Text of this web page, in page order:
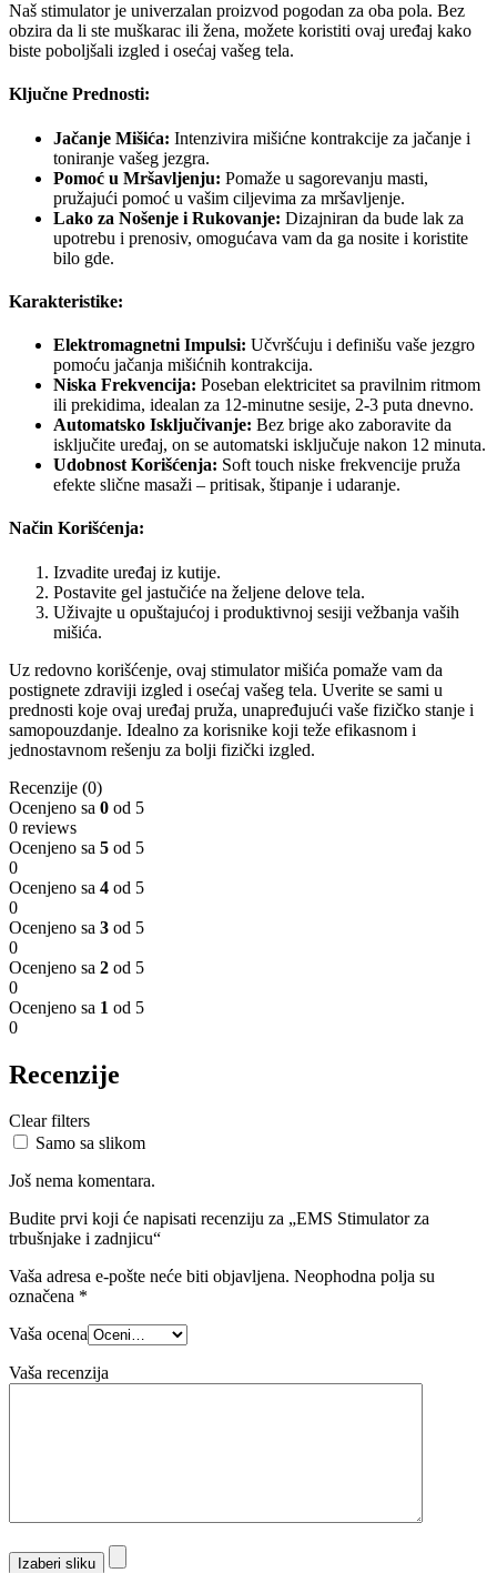
Naš stimulator je univerzalan proizvod pogodan za oba pola. Bez
obzira da li ste muškarac ili žena, možete koristiti ovaj uređaj kako
biste poboljšali izgled i osećaj vašeg tela.
Ključne Prednosti:
Jačanje Mišića: Intenzivira mišićne kontrakcije za jačanje i
toniranje vašeg jezgra.
Pomoć u Mršavljenju: Pomaže u sagorevanju masti,
pružajući pomoć u vašim ciljevima za mršavljenje.
Lako za Nošenje i Rukovanje: Dizajniran da bude lak za
upotrebu i prenosiv, omogućava vam da ga nosite i koristite
bilo gde.
Karakteristike:
Elektromagnetni Impulsi: Učvršćuju i definišu vaše jezgro
pomoću jačanja mišićnih kontrakcija.
Niska Frekvencija: Poseban elektricitet sa pravilnim ritmom
ili prekidima, idealan za 12-minutne sesije, 2-3 puta dnevno.
Automatsko Isključivanje: Bez brige ako zaboravite da
isključite uređaj, on se automatski isključuje nakon 12 minuta.
Udobnost Korišćenja: Soft touch niske frekvencije pruža
efekte slične masaži – pritisak, štipanje i udaranje.
Način Korišćenja:
Izvadite uređaj iz kutije.
Postavite gel jastučiće na željene delove tela.
Uživajte u opuštajućoj i produktivnoj sesiji vežbanja vaših
mišića.
Uz redovno korišćenje, ovaj stimulator mišića pomaže vam da
postignete zdraviji izgled i osećaj vašeg tela. Uverite se sami u
prednosti koje ovaj uređaj pruža, unapređujući vaše fizičko stanje i
samopouzdanje. Idealno za korisnike koji teže efikasnom i
jednostavnom rešenju za bolji fizički izgled.
Recenzije (0)
Ocenjeno sa 0 od 5
0 reviews
Ocenjeno sa 5 od 5
0
Ocenjeno sa 4 od 5
0
Ocenjeno sa 3 od 5
0
Ocenjeno sa 2 od 5
0
Ocenjeno sa 1 od 5
0
Recenzije
Clear filters
Samo sa slikom
Još nema komentara.
Budite prvi koji će napisati recenziju za „EMS Stimulator za
trbušnjake i zadnjicu“
Vaša adresa e-pošte neće biti objavljena. Neophodna polja su
označena *
Vaša ocena
Vaša recenzija
Izaberi sliku